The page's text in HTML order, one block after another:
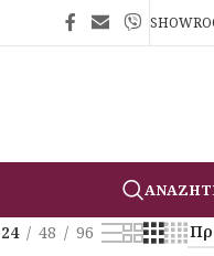
24 48 96